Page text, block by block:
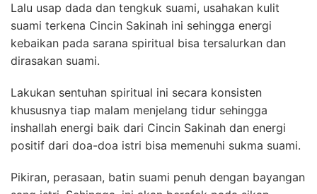
Lalu usap dada dan tengkuk suami, usahakan kulit
suami terkena Cincin Sakinah ini sehingga energi
kebaikan pada sarana spiritual bisa tersalurkan dan
dirasakan suami.
Lakukan sentuhan spiritual ini secara konsisten
khususnya tiap malam menjelang tidur sehingga
inshallah energi baik dari Cincin Sakinah dan energi
positif dari doa-doa istri bisa memenuhi sukma suami.
Pikiran, perasaan, batin suami penuh dengan bayangan